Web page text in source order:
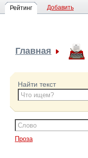
Рейтинг Добавить
Главная
Найти текст
Проза